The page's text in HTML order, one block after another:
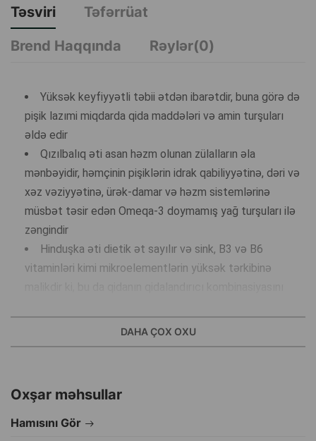
Təsviri
Təfərrüat
Brend Haqqında
Rəylər(0)
Yüksək keyfiyyətli təbii ətdən ibarətdir, buna görə də
pişik lazımi miqdarda qida maddələri və amin turşuları
əldə edir
Qızılbalıq əti asan həzm olunan zülalların əla
mənbəyidir, həmçinin pişiklərin idrak qabiliyyətinə, dəri və
xəz vəziyyətinə, ürək-damar və həzm sistemlərinə
müsbət təsir edən Omeqa-3 doymamış yağ turşuları ilə
zəngindir
Hinduşka əti dietik ət sayılır və sink, B3 və B6
vitaminləri kimi mikroelementlərin yüksək tərkibinə
Pişiklərin kompleks qorunması üçün D3, E, biotin,
dəmir, yod və digər qiymətli mikroelementləri xelat
görməsini dəstəkləyən həyati əhəmiyyətli amin turşusu
Təbii bulyonun olması sayəsində pişik balaları yemklə
DAHA ÇOX OXU
Oxşar məhsullar
Hamısını Gör